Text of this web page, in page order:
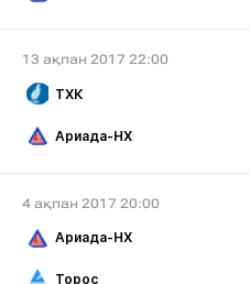
13 ақпан 2017 22:00
ТХК
Ариада-НХ
4 ақпан 2017 20:00
Ариада-НХ
Торос